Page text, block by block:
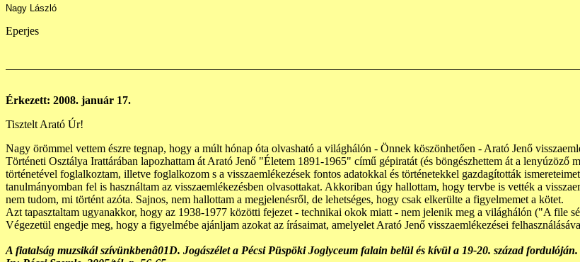
Nagy László
Eperjes
Érkezett: 2008. január 17.
Tisztelt Arató Úr!
Nagy örömmel vettem észre tegnap, hogy a múlt hónap óta olvasható a világhálón - Önnek köszönhetően - Arató Jenő
Történeti Osztálya Irattárában lapozhattam át Arató Jenő "Életem 1891-1965" című gépiratát (és böngészhettem át a
történetével foglalkoztam, illetve foglalkozom s a visszaemlékezések fontos adatokkal és történetekkel gazdagították
tanulmányomban fel is használtam az visszaemlékezésben olvasottakat. Akkoriban úgy hallottam, hogy tervbe is vették a
nem tudom, mi történt azóta. Sajnos, nem hallottam a megjelenésről, de lehetséges, hogy csak elkerülte a figyelmemet a kötet.
Azt tapasztaltam ugyanakkor, hogy az 1938-1977 közötti fejezet - technikai okok miatt - nem jelenik meg a világhálón ("A file
Végezetül engedje meg, hogy a figyelmébe ajánljam azokat az írásaimat, amelyelet Arató Jenő visszaemlékezései
A fiatalság muzsikál szívünkbenâ01D. Jogászélet a Pécsi Püspöki Joglyceum falain belül és kívül a 19-20. század fordulóján.